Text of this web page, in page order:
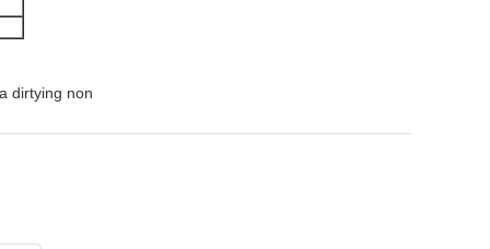
dirtying non